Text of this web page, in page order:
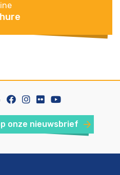
onze nieuwsbrief